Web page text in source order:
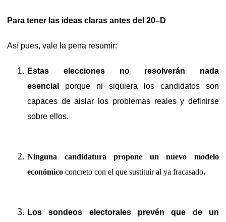
Para tener las ideas claras antes del 20–D
Así pues, vale la pena resumir:
Estas elecciones no resolverán nada
esencial porque ni siquiera los candidatos son
capaces de aislar los problemas reales y definirse
sobre ellos.
Ninguna candidatura propone un nuevo modelo
económico concreto con el que sustituir al ya fracasado.
Los sondeos electorales prevén que de un